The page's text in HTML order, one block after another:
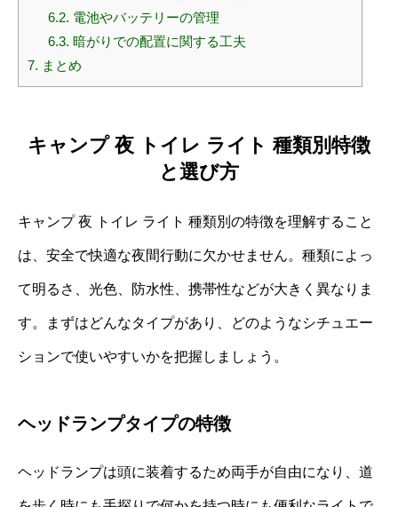
6.2. 電池やバッテリーの管理
6.3. 暗がりでの配置に関する工夫
7. まとめ
キャンプ 夜 トイレ ライト 種類別特徴
と選び方
キャンプ 夜 トイレ ライト 種類別の特徴を理解すること
は、安全で快適な夜間行動に欠かせません。種類によっ
て明るさ、光色、防水性、携帯性などが大きく異なりま
す。まずはどんなタイプがあり、どのようなシチュエー
ションで使いやすいかを把握しましょう。
ヘッドランプタイプの特徴
ヘッドランプは頭に装着するため両手が自由になり、道